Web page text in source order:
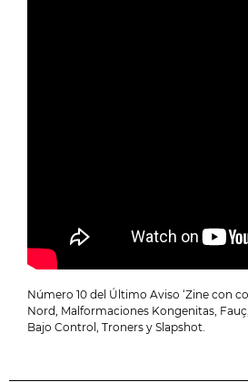
Número 10 del Último Aviso ‘Zine con
Nord, Malformaciones Kongenitas,
Bajo Control, Troners y Slapshot.